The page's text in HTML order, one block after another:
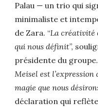
Palau — un trio qui
minimaliste et
de Zara. “La créativité
qui nous définit”,
présidente du groupe.
Meisel est
magie que nous
déclaration qui